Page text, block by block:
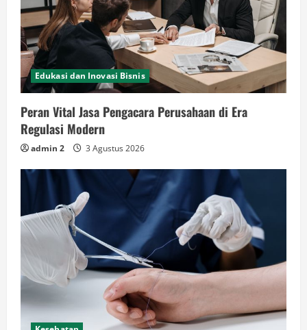
Edukasi dan Inovasi Bisnis
Peran Vital Jasa Pengacara Perusahaan di Era
Regulasi Modern
admin 2 3 Agustus 2026